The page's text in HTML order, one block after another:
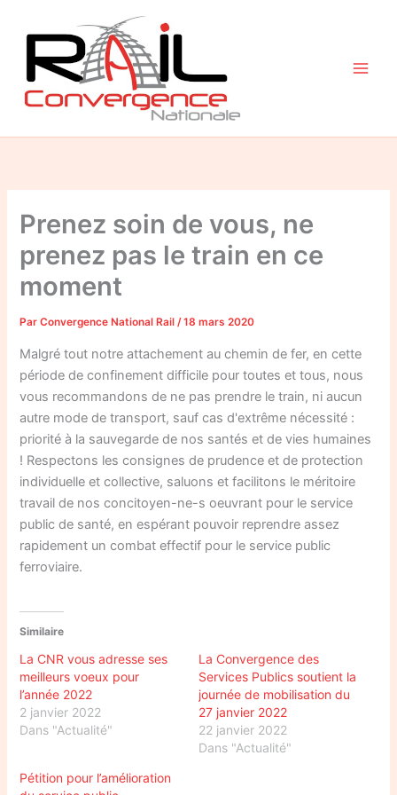
contenu
Prenez soin de vous, ne
prenez pas le train en ce
moment
ParConvergence National Rail/18 mars 2020
Malgré tout notre attachement au chemin de fer, en cette
période de confinement difficile pour toutes et tous, nous
vous recommandons de ne pas prendre le train, ni aucun
autre mode de transport, sauf cas d'extrême nécessité :
priorité à la sauvegarde de nos santés et de vies humaines
! Respectons les consignes de prudence et de protection
individuelle et collective, saluons et facilitons le méritoire
travail de nos concitoyen-ne-s oeuvrant pour le service
public de santé, en espérant pouvoir reprendre assez
rapidement un combat effectif pour le service public
ferroviaire.
Similaire
La CNR vous adresse ses
meilleurs voeux pour
l’année 2022
2 janvier 2022
Dans "Actualité"
La Convergence des
Services Publics soutient la
journée de mobilisation du
27 janvier 2022
22 janvier 2022
Dans "Actualité"
Pétition pour l’amélioration